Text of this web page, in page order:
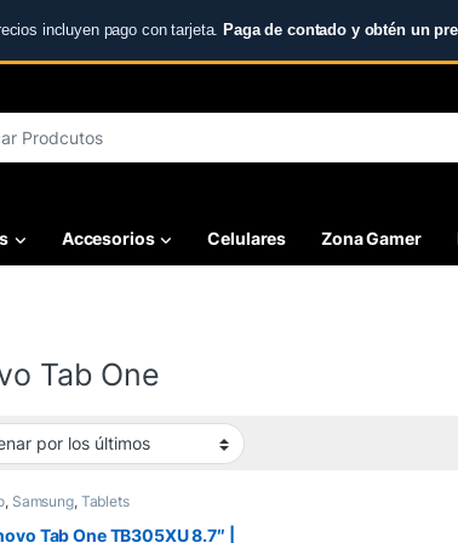
incluyen pago con tarjeta. Paga de contado y obtén un
Accesorios Celulares Zona Gamer
Tab One
, Samsung, Tablets
Tab One TB305XU 8.7″ |